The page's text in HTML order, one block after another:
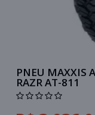
PNEU MAXXIS
RAZR AT-811